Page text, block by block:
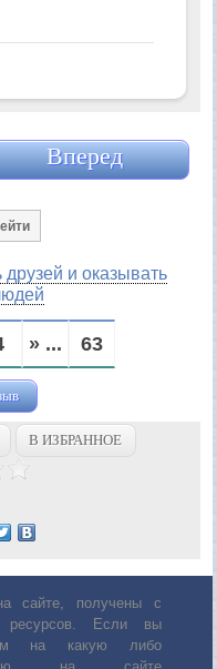
Вперед
друзей и оказывать
» ... 63
В ИЗБРАННОЕ
сайте, получены с
ресурсов. Если вы
на какую либо